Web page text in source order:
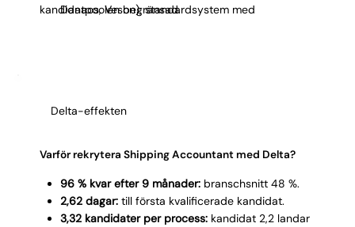
Danaos, Veson), standardsystem med
30/60/90-plan:
perioden stängd.
kandidatpoolen begränsad.
Delta-effekten
Varför rekrytera Shipping Accountant med Delta?
96 % kvar efter 9 månader:branschsnitt 48 %.
2,62 dagar:till första kvalificerade kandidat.
3,32 kandidater per process:kandidat 2,2 landar